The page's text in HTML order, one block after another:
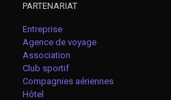
PARTENARIAT
Entreprise
Agence de voyage
Association
Club sportif
Compagnies aériennes
Hôtel